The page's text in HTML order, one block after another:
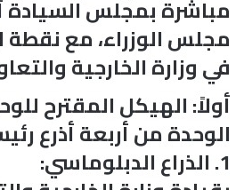
مباشرة بمجلس السيادة
مجلس الوزراء، مع نقطة
في وزارة الخارجية
أولاً: الهيكل المقترح
الوحدة من أربعة أذرع
1. الذراع الدبلوماسي: